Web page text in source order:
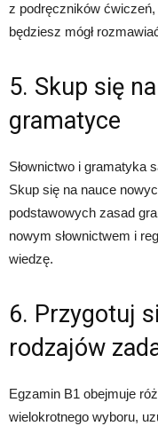
z podręczników
będziesz mógł
5. Skup się
gramatyce
Słownictwo i gramatyka
Skup się na nauce
podstawowych zasad
nowym słownictwem i
wiedzę.
6. Przygotuj
rodzajów
Egzamin B1 obejmuje
wielokrotnego wyboru,